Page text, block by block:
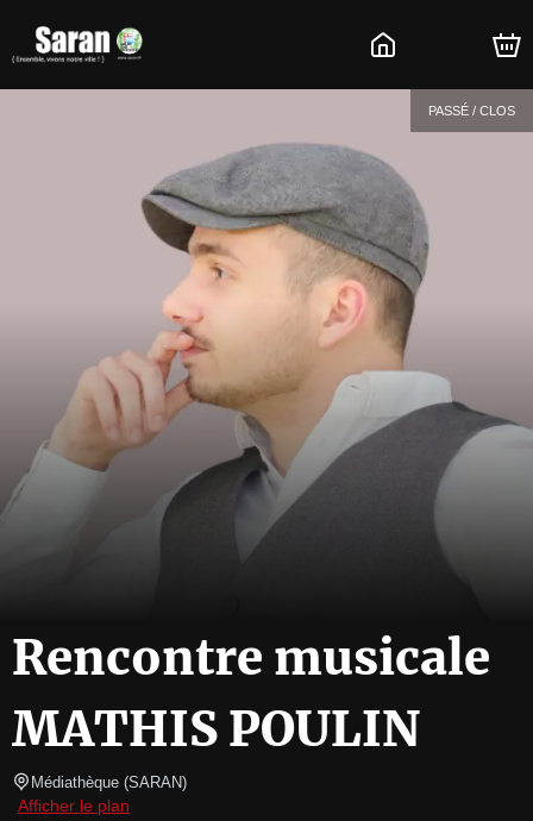
PASSÉ / CLOS
Rencontre musicale
MATHIS POULIN
Médiathèque (SARAN)
Afficher le plan